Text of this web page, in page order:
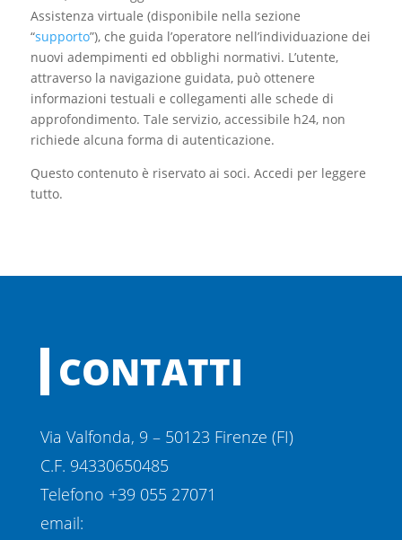
Assistenza virtuale (disponibile nella sezione
“supporto”), che guida l’operatore nell’individuazione dei
nuovi adempimenti ed obblighi normativi. L’utente,
attraverso la navigazione guidata, può ottenere
informazioni testuali e collegamenti alle schede di
approfondimento. Tale servizio, accessibile h24, non
richiede alcuna forma di autenticazione.
Questo contenuto è riservato ai soci. Accedi per leggere
tutto.
CONTATTI
Via Valfonda, 9 – 50123 Firenze (FI)
C.F. 94330650485
Telefono +39 055 27071
email: